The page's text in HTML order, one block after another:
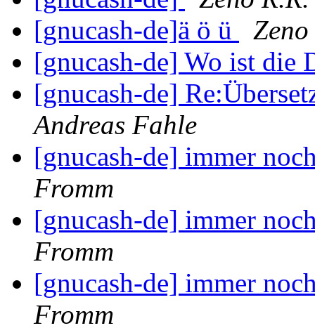
[gnucash-de]ä ö ü
[gnucash-de] Wo ist die
[gnucash-de]
Andreas Fahle
[gnucash-de] immer
Fromm
[gnucash-de] immer
Fromm
[gnucash-de] immer
Fromm